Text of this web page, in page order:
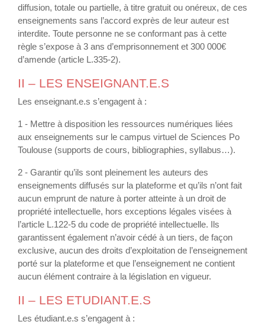
diffusion, totale ou partielle, à titre gratuit ou onéreux, de ces
enseignements sans l’accord exprès de leur auteur est
interdite. Toute personne ne se conformant pas à cette
règle s’expose à 3 ans d’emprisonnement et 300 000€
d’amende (article L.335-2).
II – LES ENSEIGNANT.E.S
Les enseignant.e.s s’engagent à :
1 - Mettre à disposition les ressources numériques liées
aux enseignements sur le campus virtuel de Sciences Po
Toulouse (supports de cours, bibliographies, syllabus…).
2 - Garantir qu’ils sont pleinement les auteurs des
enseignements diffusés sur la plateforme et qu’ils n’ont fait
aucun emprunt de nature à porter atteinte à un droit de
propriété intellectuelle, hors exceptions légales visées à
l’article L.122-5 du code de propriété intellectuelle. Ils
garantissent également n’avoir cédé à un tiers, de façon
exclusive, aucun des droits d’exploitation de l’enseignement
porté sur la plateforme et que l’enseignement ne contient
aucun élément contraire à la législation en vigueur.
II – LES ETUDIANT.E.S
Les étudiant.e.s s’engagent à :